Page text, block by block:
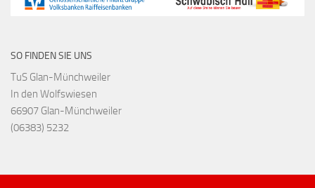
SO FINDEN SIE UNS
TuS Glan-Münchweiler
In den Wolfswiesen
66907 Glan-Münchweiler
(06383) 5232